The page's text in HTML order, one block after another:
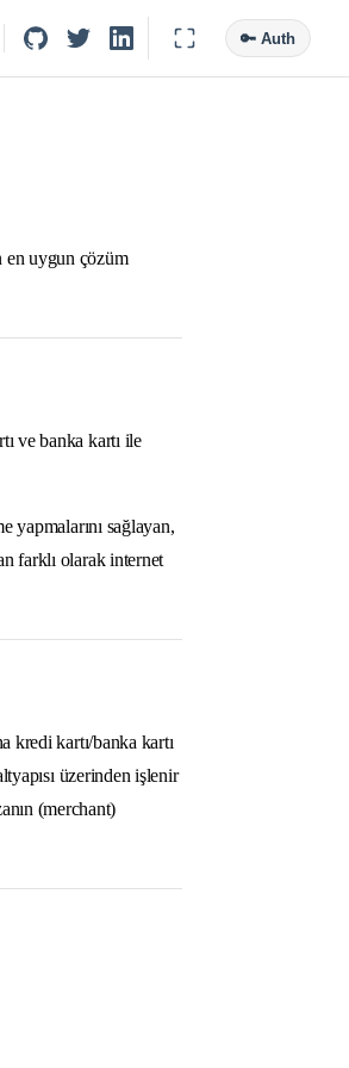
🔑 Auth
en uygun çözüm
ve banka kartı ile
yapmalarını sağlayan,
farklı olarak internet
kredi kartı/banka kartı
üzerinden işlenir
(merchant)